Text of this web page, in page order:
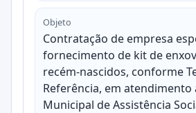
Objeto
Contratação de empresa
fornecimento de kit de
recém-nascidos, conforme
Referência, em atendimento
Municipal de Assistência